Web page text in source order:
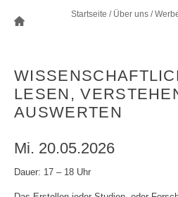
Startseite / Über uns /
LESEN,
AUSWERTEN
Mi. 20.05.2026
Dauer: 17 – 18 Uhr